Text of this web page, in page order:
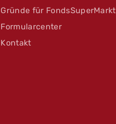
Gründe für FondsSuperMarkt
Formularcenter
Kontakt